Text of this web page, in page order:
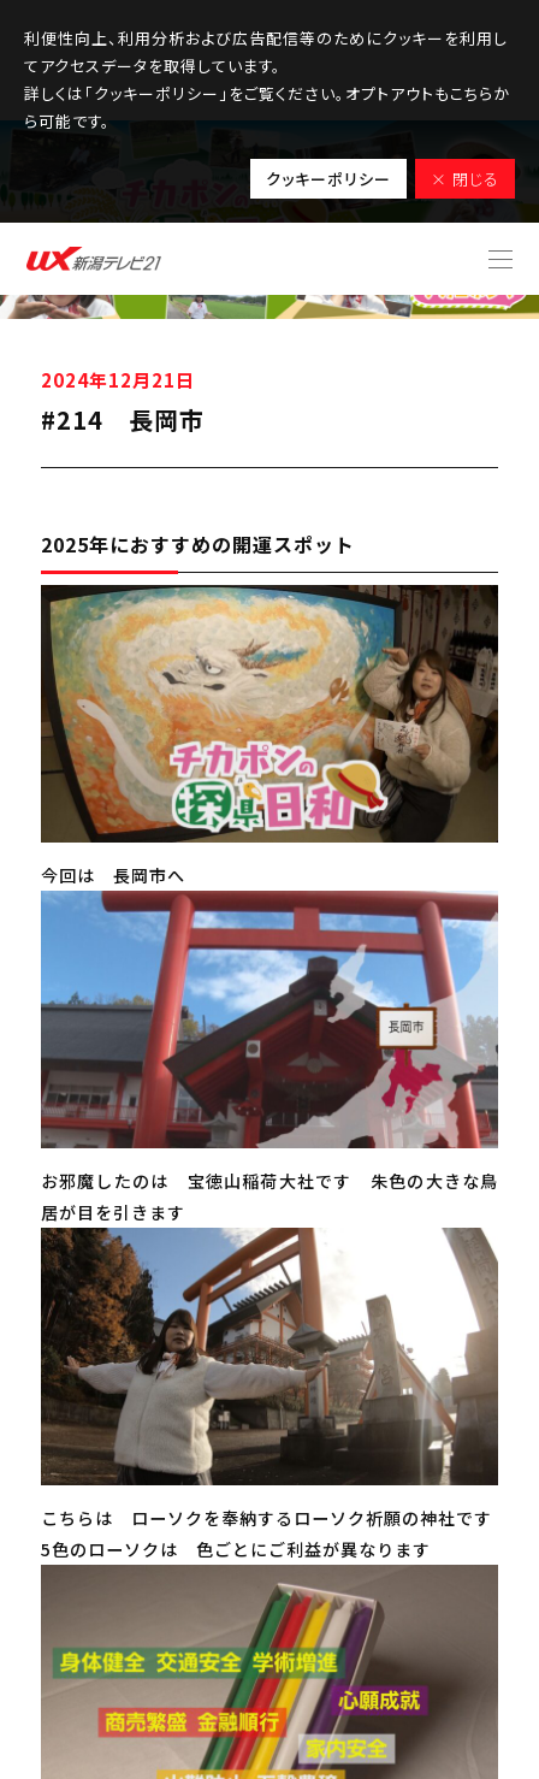
利便性向上、利用分析および広告配信等のためにクッキーを利用し
てアクセスデータを取得しています。
詳しくは「クッキーポリシー」をご覧ください。オプトアウトもこちらか
ら可能です。
クッキーポリシー × 閉じる
2024年12月21日
#214 長岡市
2025年におすすめの開運スポット
今回は 長岡市へ
お邪魔したのは 宝徳山稲荷大社です 朱色の大きな鳥
居が目を引きます
こちらは ローソクを奉納するローソク祈願の神社です
5色のローソクは 色ごとにご利益が異なります